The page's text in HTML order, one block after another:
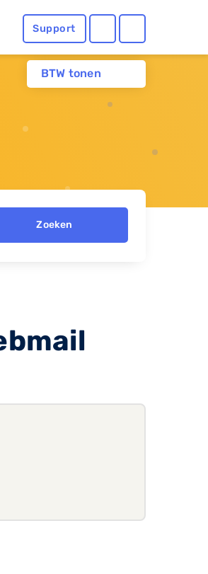
Support
BTW tonen
Zoeken